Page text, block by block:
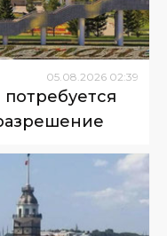
05.08.2026 02:39
потребуется